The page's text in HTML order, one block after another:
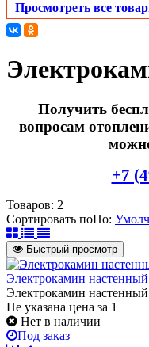
Просмотреть все
Получить
вопросам
+7
Товаров: 2
Сортировать поПо:
Быстрый просмотр
Электрокамин
Электрокамин
Не указана цена за 1
Нет в наличии
Под заказ